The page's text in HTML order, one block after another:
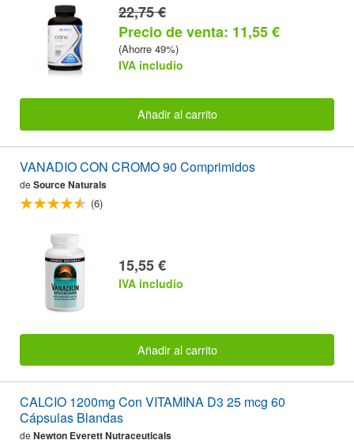
22,75 €
Precio de venta: 11,55 €
(Ahorre 49%)
IVA includio
Añadir al carrito
VANADIO CON CROMO 90 Comprimidos
de Source Naturals
(6)
15,55 €
IVA includio
Añadir al carrito
CALCIO 1200mg Con VITAMINA D3 25 mcg 60
Cápsulas Blandas
de Newton Everett Nutraceuticals